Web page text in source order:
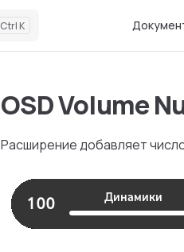
K
OSD Volume
Расширение добавляет